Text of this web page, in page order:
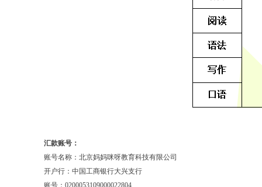
汇款账号：
账号名称：北京妈妈咪呀教育科技有限公司
开户行：中国工商银行大兴支行
账号：0200053109000022804